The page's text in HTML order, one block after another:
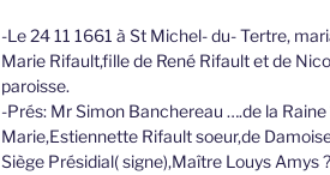
-Le 24 11 1661 à St Michel- du- Tertre,
Marie Rifault,fille de René Rifault et de
paroisse.
-Prés: Mr Simon Banchereau ….de la
Marie,Estiennette Rifault soeur,de
Siège Présidial( signe),Maître Louys Amys